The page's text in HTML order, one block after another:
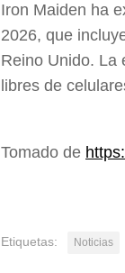
Iron Maiden ha
2026, que
Reino Unido. La
libres de
Tomado de
Etiquetas: Noticias